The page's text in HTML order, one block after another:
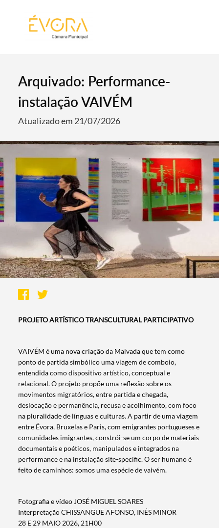
Arquivado: Performance-
instalação VAIVÉM
Atualizado em 21/07/2026
PROJETO ARTÍSTICO TRANSCULTURAL PARTICIPATIVO
VAIVÉM é uma nova criação da Malvada que tem como
ponto de partida simbólico uma viagem de comboio,
entendida como dispositivo artístico, conceptual e
relacional. O projeto propõe uma reflexão sobre os
movimentos migratórios, entre partida e chegada,
deslocação e permanência, recusa e acolhimento, com foco
na pluralidade de línguas e culturas. A partir de uma viagem
entre Évora, Bruxelas e Paris, com emigrantes portugueses e
comunidades imigrantes, constrói-se um corpo de materiais
documentais e poéticos, manipulados e integrados na
performance e na instalação site-specific. O ser humano é
feito de caminhos: somos uma espécie de vaivém.
Fotografia e vídeo JOSÉ MIGUEL SOARES
Interpretação CHISSANGUE AFONSO, INÊS MINOR
28 E 29 MAIO 2026, 21H00